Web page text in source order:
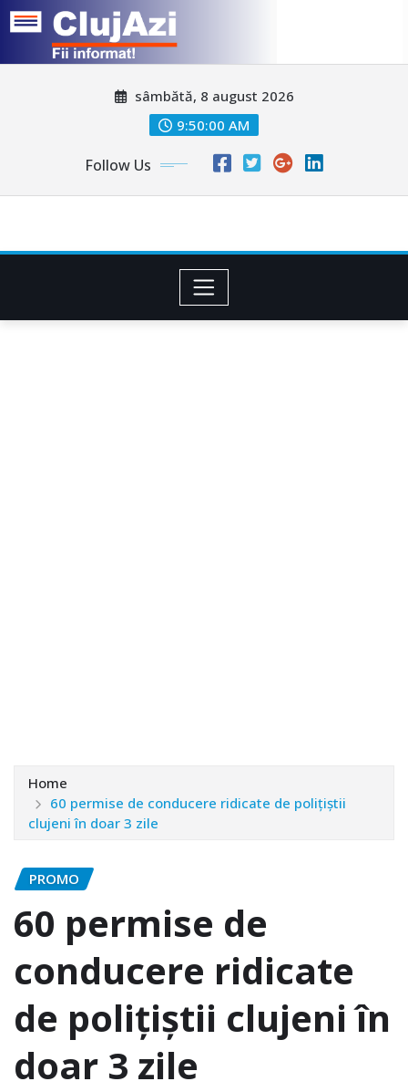
sâmbătă, 8 august 2026
9:50:03 AM
Follow Us
Home
60 permise de conducere ridicate de poliţiştii
clujeni în doar 3 zile
PROMO
60 permise de
conducere ridicate
de poliţiştii clujeni în
doar 3 zile